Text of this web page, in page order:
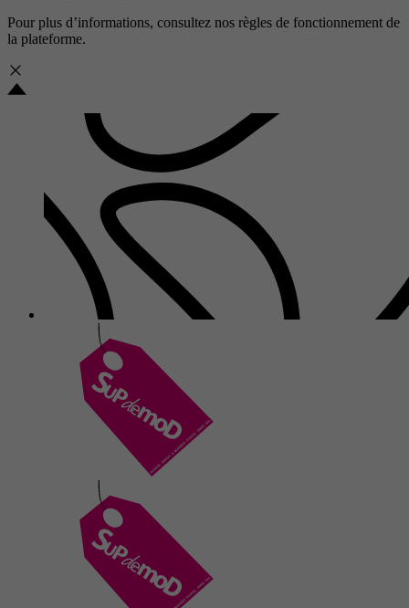
Pour plus d’informations, consultez nos règles de fonctionnement de
la plateforme.